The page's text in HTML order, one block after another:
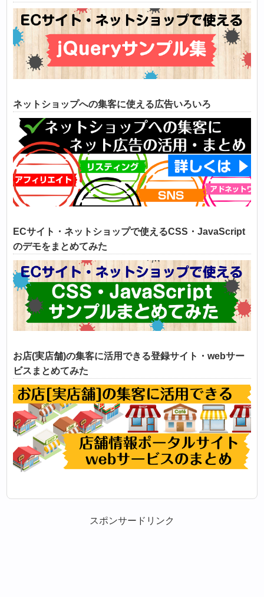
ネットショップへの集客に使える広告いろいろ
ECサイト・ネットショップで使えるCSS・JavaScript
のデモをまとめてみた
お店(実店舗)の集客に活用できる登録サイト・webサー
ビスまとめてみた
スポンサードリンク